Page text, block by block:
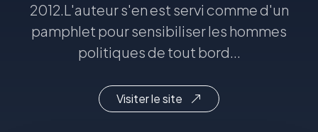
2012.L'auteur s'en est servi comme d'un
pamphlet pour sensibiliser les hommes
politiques de tout bord...
Visiter le site